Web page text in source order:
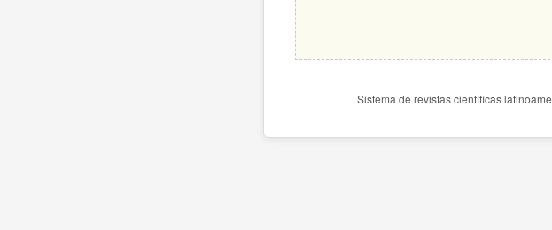
Sistema de revistas científicas